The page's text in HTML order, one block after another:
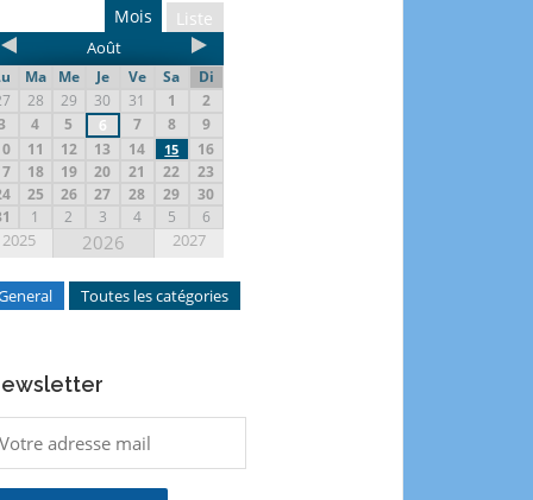
Liste
Mois
Août
Ma Me Je Ve Sa
Di
28 29 30 31 1
2
4 5 6 7 8
9
11 12 13 14 15
16
18 19 20 21 22
23
25 26 27 28 29
30
1 2 3 4 5 6
2025 2026 2027
Toutes les catégories